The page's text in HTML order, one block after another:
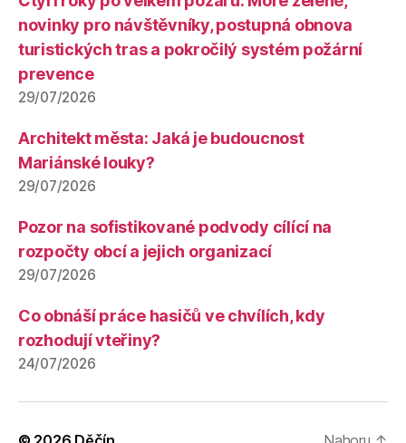
novinky pro návštěvníky, postupná obnova
turistických tras a pokročilý systém požární
prevence
29/07/2026
Architekt města: Jaká je budoucnost
Mariánské louky?
29/07/2026
Pozor na sofistikované podvody cílící na
rozpočty obcí a jejich organizací
29/07/2026
Co obnáší práce hasičů ve chvílích, kdy
rozhodují vteřiny?
24/07/2026